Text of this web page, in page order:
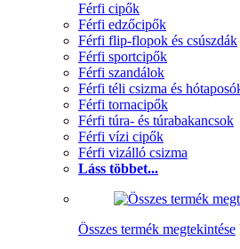
Férfi cipők
Férfi edzőcipők
Férfi flip-flopok és csúszdák
Férfi sportcipők
Férfi szandálok
Férfi téli csizma és
Férfi tornacipők
Férfi túra- és túrabakancsok
Férfi vízi cipők
Férfi vizálló csizma
Láss többet...
Összes termék megtekintése